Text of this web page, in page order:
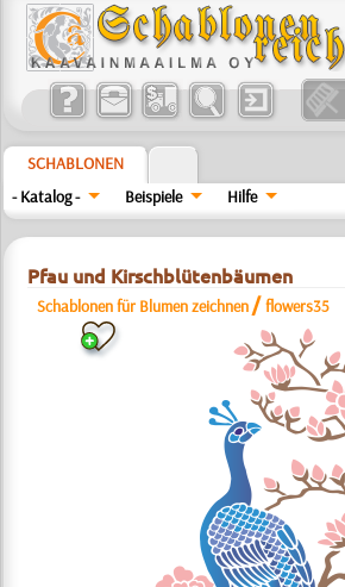
SCHABLONEN
- Katalog -
Beispiele Hilfe
Pfau und Kirschblütenbäumen
Schablonen für Blumen zeichnen /flowers35